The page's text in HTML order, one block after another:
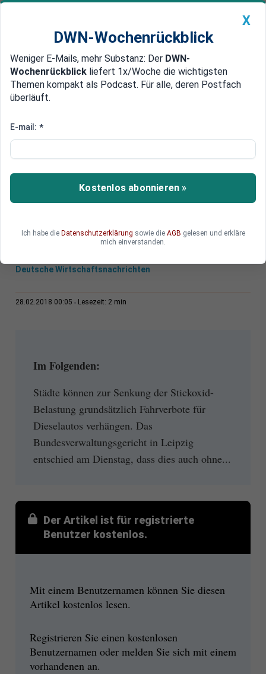
Newsticker MEIN DWN: Geldanlage Premium
Edelmetalle DWN-Magazin China
Kommt blaue Plakette?
Handwerker hoffen auf
Ausnahmen bei Diesel-
Fahrverbot
Die Handwerker sehen sich durch ein mögliches
Deutsche Wirtschaftsnachrichten
28.02.2018 00:05 Lesezeit: 2 min
Im Folgenden:
Städte können zur Senkung der Stickoxid-
Belastung grundsätzlich Fahrverbote für
Dieselautos verhängen. Das
Bundesverwaltungsgericht in Leipzig
entschied am Dienstag, dass dies auch ohne...
Der Artikel ist für registrierte
Benutzer kostenlos.
Mit einem Benutzernamen können Sie diesen
Artikel kostenlos lesen.
Registrieren Sie einen kostenlosen
Benutzernamen oder melden Sie sich mit einem
vorhandenen an.
X
DWN-Wochenrückblick
Weniger E-Mails, mehr Substanz: Der DWN-
Wochenrückblick liefert 1x/Woche die wichtigsten
Themen kompakt als Podcast. Für alle, deren Postfach
überläuft.
E-mail: *
Kostenlos abonnieren »
Ich habe die Datenschutzerklärung sowie die AGB gelesen und erkläre
mich einverstanden.